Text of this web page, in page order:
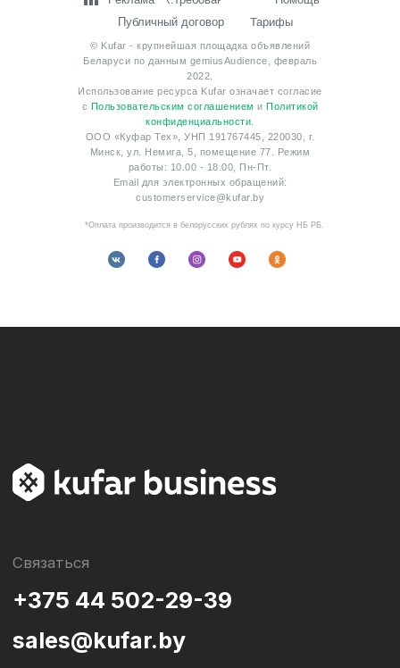
© Kufar - крупнейшая площадка объявлений
Беларуси по данным gemiusAudience, февраль
2022.
Использование ресурса Kufar означает согласие
с Пользовательским соглашением и Политикой
конфиденциальности
ООО «Куфар Тех», УНП 191767445, 220030, г.
Минск, ул. Немига, 5, помещение 77. Режим
работы: 10.00 - 18.00, Пн-Пт.
Email для электронных обращений:
customerservice@kufar.by
*Оплата производится в белорусских рублях по курсу НБ РБ.
Публичный договор
Тарифы
регламентируется Публичным договором
Публичным договором о баннерной
Тарифами на рекламные
Тарифами на баннерную
Положением о скидках
Публичным
договором для заказчиков-гостиниц,
Договором возмездного оказания услуг
(присоединения),Договор возмездного
оказания услуг (в категории
"Путешествия")